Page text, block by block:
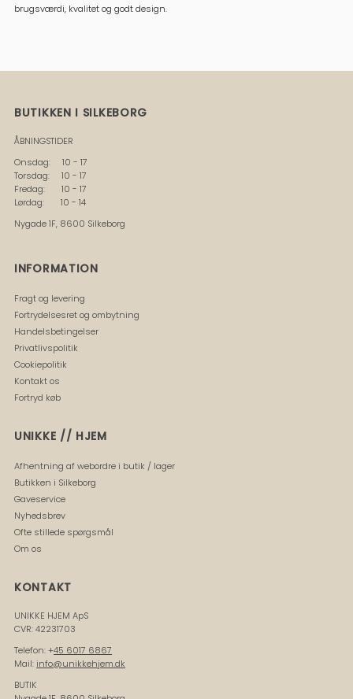
brugsværdi, kvalitet og godt design.
BUTIKKEN I SILKEBORG
ÅBNINGSTIDER
Onsdag: 10 - 17
Torsdag: 10 - 17
Fredag: 10 - 17
Lørdag: 10 - 14
Nygade 1F, 8600 Silkeborg
INFORMATION
Fragt og levering
Fortrydelsesret og ombytning
Handelsbetingelser
Privatlivspolitik
Cookiepolitik
Kontakt os
Fortryd køb
UNIKKE // HJEM
Afhentning af webordre i butik / lager
Butikken i Silkeborg
Gaveservice
Nyhedsbrev
Ofte stillede spørgsmål
Om os
KONTAKT
UNIKKE HJEM ApS
CVR: 42231703
Telefon: +45 6017 6867
Mail: info@unikkehjem.dk
BUTIK